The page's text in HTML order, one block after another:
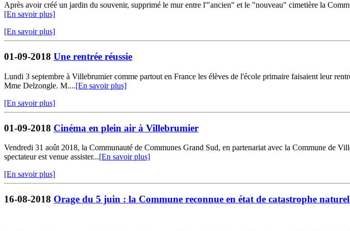
Après avoir créé un jardin du souvenir, supprimé le mur entre l'"ancien" et le "nouveau" cimetière la
[En savoir plus]
[En savoir plus]
01-09-2018 Une rentrée réussie
Lundi 3 septembre à Villebrumier comme partout en France les élèves de l'école primaire faisaient leur
Mme Delzongle. M....[En savoir plus]
[En savoir plus]
01-09-2018 Cinéma en plein air à Villebrumier
Vendredi 31 août 2018, la Communauté de Communes Grand Sud, en partenariat avec la Commune de
spectateur est venue assister...[En savoir plus]
[En savoir plus]
16-08-2018 Orage du 5 juin : la Commune reconnue en état de catastrophe